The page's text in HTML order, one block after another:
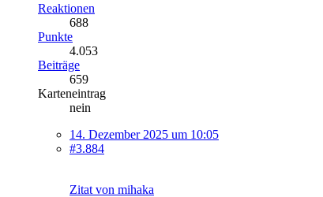
Reaktionen
688
Punkte
4.053
Beiträge
659
Karteneintrag
nein
14. Dezember 2025 um 10:05
#3.884
Zitat von mihaka